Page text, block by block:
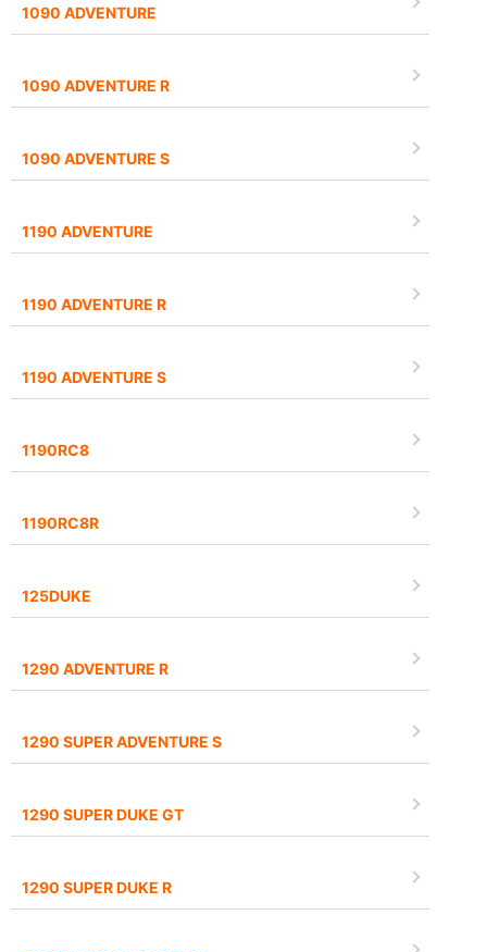
1090 ADVENTURE
1090 ADVENTURE R
1090 ADVENTURE S
1190 ADVENTURE
1190 ADVENTURE R
1190 ADVENTURE S
1190RC8
1190RC8R
125DUKE
1290 ADVENTURE R
1290 SUPER ADVENTURE S
1290 SUPER DUKE GT
1290 SUPER DUKE R